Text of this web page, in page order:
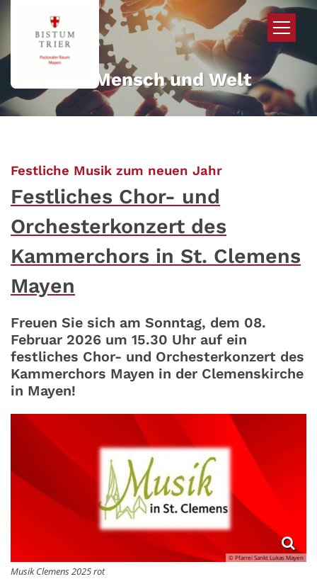
Zum Inhalt springen
Mehr für Mensch und Welt
Festliche Musik zum neuen Jahr:
Festliches Chor- und
Orchesterkonzert des
Kammerchors in St. Clemens
Mayen
Freuen Sie sich am Sonntag, dem 08.
Februar 2026 um 15.30 Uhr auf ein
festliches Chor- und Orchesterkonzert des
Kammerchors Mayen in der Clemenskirche
in Mayen!
© Pfarrei Sankt Lukas Mayen
Musik Clemens 2025 rot